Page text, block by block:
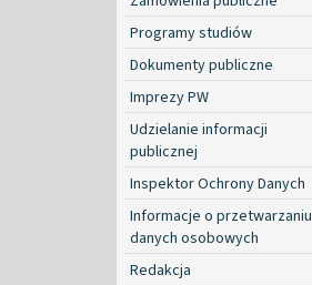
Programy studiów
Dokumenty publiczne
Imprezy PW
Udzielanie informacji
publicznej
Inspektor Ochrony Danych
Informacje o przetwarzaniu
danych osobowych
Redakcja